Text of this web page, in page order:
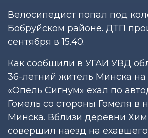
Велосипедист попал под
Бобруйском районе. ДТП
сентября в 15.40.
Как сообщили в УГАИ УВД
36-летний житель Минска на
«Опель Сигнум» ехал по
Гомель со стороны Гомеля в
Минска. Вблизи деревни
совершил наезд на